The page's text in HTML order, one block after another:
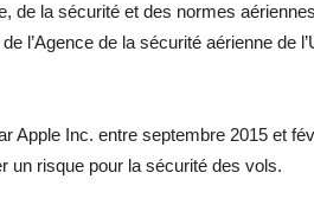
de la sécurité et des normes
l’Agence de la sécurité aérienne de
Apple Inc. entre septembre 2015 et
un risque pour la sécurité des vols.